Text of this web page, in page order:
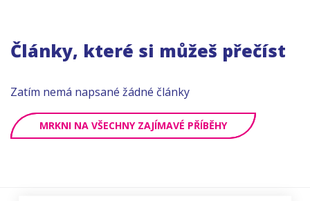
Články, které si můžeš přečíst
Zatím nemá napsané žádné články
MRKNI NA VŠECHNY ZAJÍMAVÉ PŘÍBĚHY